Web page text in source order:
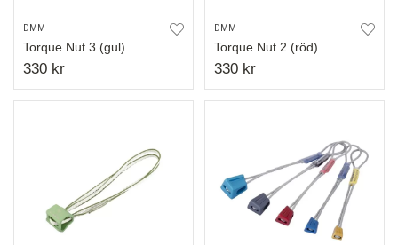
DMM
Torque Nut 3 (gul)
330 kr
DMM
Torque Nut 2 (röd)
330 kr